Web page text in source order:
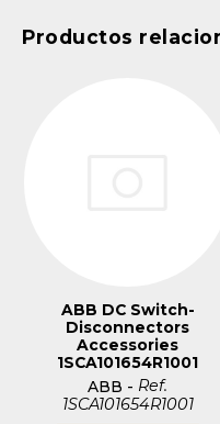
Productos
ABB DC Switch-
Disconnectors
Accessories
1SCA101654R1001
ABB - Ref.
1SCA101654R1001